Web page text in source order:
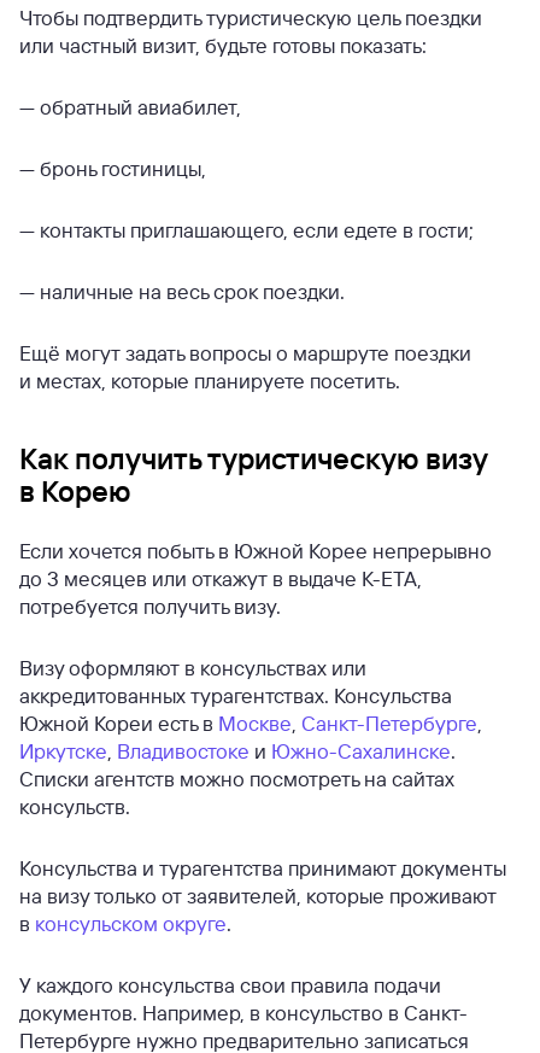
Чтобы подтвердить туристическую цель поездки
или частный визит, будьте готовы показать:
— обратный авиабилет,
— бронь гостиницы,
— контакты приглашающего, если едете в гости;
— наличные на весь срок поездки.
Ещё могут задать вопросы о маршруте поездки
и местах, которые планируете посетить.
Как получить туристическую визу
в Корею
Если хочется побыть в Южной Корее непрерывно
до 3 месяцев или откажут в выдаче К-ЕТА,
потребуется получить визу.
Визу оформляют в консульствах или
аккредитованных турагентствах. Консульства
Южной Кореи есть в Москве Санкт-Петербурге
Иркутске Владивостоке и Южно-Сахалинске.
Списки агентств можно посмотреть на сайтах
консульств.
Консульства и турагентства принимают документы
на визу только от заявителей, которые проживают
в консульском округе.
У каждого консульства свои правила подачи
документов. Например, в консульство в Санкт-
Петербурге нужно предварительно записаться